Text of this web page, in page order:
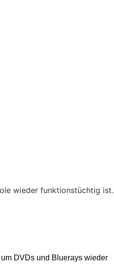
wieder funktionstüchtig ist.
DVDs und Bluerays wieder